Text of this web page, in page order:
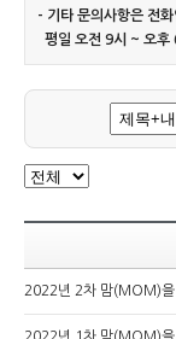
- 기타 문의사항은 전화
평일 오전 9시 ~ 오
2022년 2차 맘(MOM)을